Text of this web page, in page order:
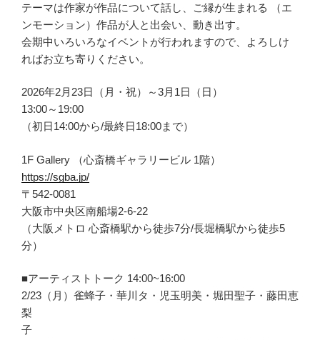
テーマは作家が作品について話し、ご縁が生まれる （エ
ンモーション）作品が人と出会い、動き出す。
会期中いろいろなイベントが行われますので、よろしけ
ればお立ち寄りください。
2026年2月23日（月・祝）～3月1日（日）
13:00～19:00
（初日14:00から/最終日18:00まで）
1F Gallery （心斎橋ギャラリービル 1階）
https://sgba.jp/
〒542-0081
大阪市中央区南船場2-6-22
（大阪メトロ 心斎橋駅から徒歩7分/長堀橋駅から徒歩5
分）
■アーティストトーク 14:00~16:00
2/23（月）雀蜂子・華川タ・児玉明美・堀田聖子・藤田恵
梨
子